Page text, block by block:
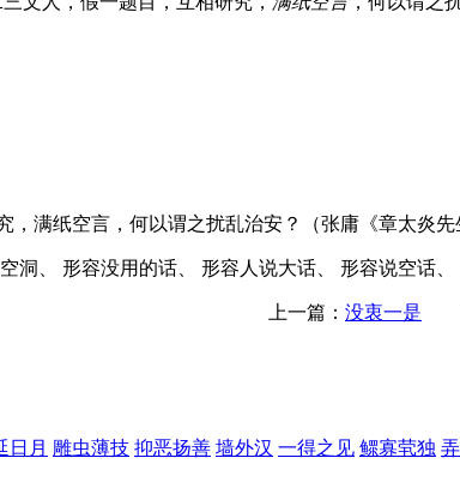
，满纸空言，何以谓之扰乱治安？（张庸《章太炎先
洞、 形容没用的话、 形容人说大话、 形容说空话
上一篇： 没衷一是 下
日月 雕虫薄技 抑恶扬善 墙外汉 一得之见 鳏寡茕独